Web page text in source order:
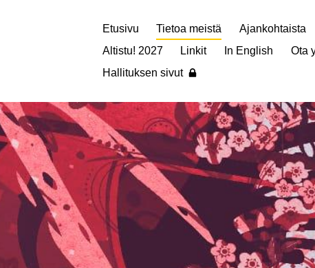
Etusivu Tietoa meistä Ajankohtaista
Altistu! 2027
Linkit In English Ota
Hallituksen sivut